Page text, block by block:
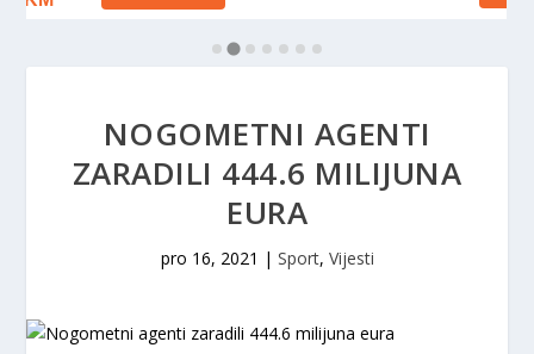
NOGOMETNI AGENTI
ZARADILI 444.6 MILIJUNA
EURA
pro 16, 2021 | Sport, Vijesti